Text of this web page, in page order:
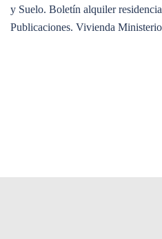
y Suelo. Boletín alquiler
Publicaciones. Vivienda